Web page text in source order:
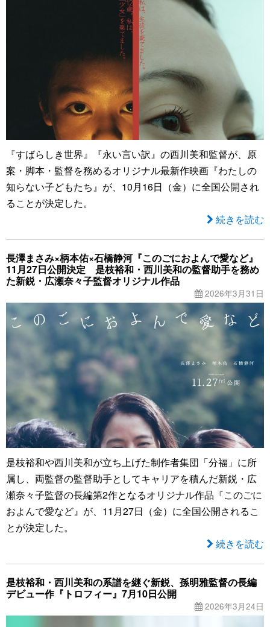
『すばらしき世界』『永い言い訳』の西川美和監督が、原
案・脚本・監督を務めるオリジナル最新作映画『わたしの
知らない子どもたち』が、10月16日（金）に全国公開され
ることが決定した。
続きを読む
長澤まさみ×柄本佑×石橋静河『このごにおよんで愛など』
11月27日公開決定 是枝裕和・西川美和の監督助手を務め
た新鋭・広瀬奈々子監督オリジナル作品
2026年3月31日
是枝裕和や西川美和が立ち上げた制作者集団「分福」に所
属し、両監督の監督助手としてキャリアを積んだ新鋭・広
瀬奈々子監督の長編第2作となるオリジナル作品『このごに
およんで愛など』が、11月27日（金）に全国公開されるこ
とが決定した。
続きを読む
是枝裕和・西川美和の系譜を継ぐ新鋭、孫明雅監督の長編
デビュー作『トロフィー』7月10日公開
2026年3月24日